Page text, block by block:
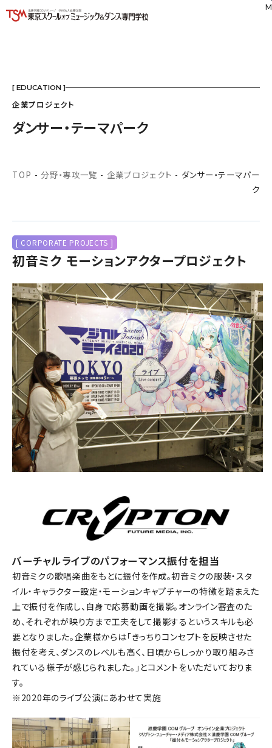
[ EDUCATION ]
企業プロジェクト
ダンサー・テーマパーク
TOP - 分野・専攻一覧 - 企業プロジェクト - ダンサー・テーマパー
ク
[ CORPORATE PROJECTS ]
初音ミク モーションアクタープロジェクト
バーチャルライブのパフォーマンス振付を担当
初音ミクの歌唱楽曲をもとに振付を作成。初音ミクの服装・スタ
イル・キャラクター設定・モーションキャプチャーの特徴を踏まえた
上で振付を作成し、自身で応募動画を撮影。オンライン審査のた
め、それぞれが映り方まで工夫をして撮影するというスキルも必
要となりました。企業様からは「きっちりコンセプトを反映させた
振付を考え、ダンスのレベルも高く、日頃からしっかり取り組みさ
れている様子が感じられました。」とコメントをいただいておりま
す。
※2020年のライブ公演にあわせて実施